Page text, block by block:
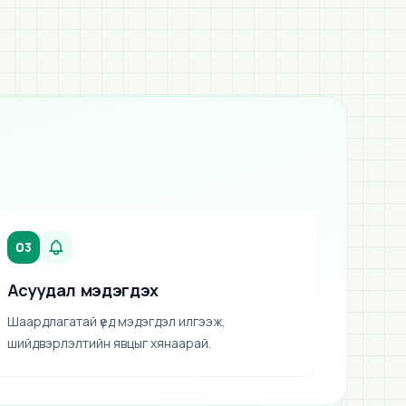
03
Асуудал мэдэгдэх
Шаардлагатай үед мэдэгдэл илгээж,
шийдвэрлэлтийн явцыг хянаарай.